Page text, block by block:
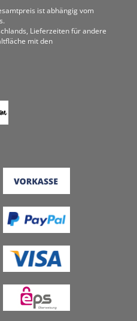
ist abhängig vom
Lieferzeiten für andere
mit den